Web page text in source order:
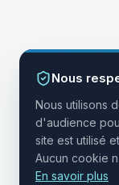
Nous
Nous utilisons
d'audience
site est utilisé
Aucun cookie
En savoir plus